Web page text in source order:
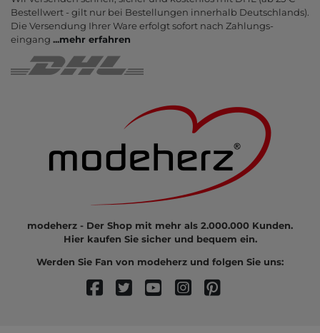
Bestell­wert - gilt nur bei Bestel­lungen inner­halb Deutsch­lands).
Die Ver­sendung Ihrer Ware er­folgt sofort nach Zahlungs­
eingang ...mehr erfahren
modeherz - Der Shop mit mehr als 2.000.000 Kunden.
Hier kaufen Sie sicher und bequem ein.
Werden Sie Fan von modeherz und folgen Sie uns: